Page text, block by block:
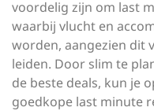
voordelig zijn om last
waarbij vlucht en
worden, aangezien dit
leiden. Door slim te
de beste deals, kun je
goedkope last minute